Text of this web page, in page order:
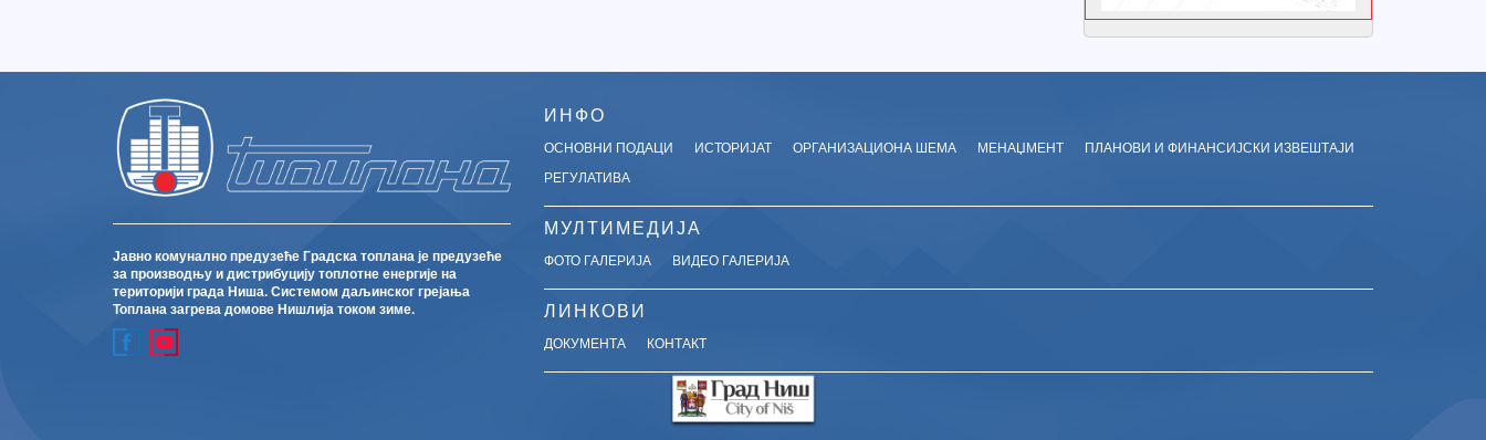
Јавно комунално предузеће Градска топлана је предузеће
за производњу и дистрибуцију топлотне енергије на
територији града Ниша. Системом даљинског грејања
Топлана загрева домове Нишлија током зиме.
ИНФО
ОСНОВНИ ПОДАЦИ ИСТОРИЈАТ ОРГАНИЗАЦИОНА ШЕМА МЕНАЏМЕНТ
ПЛАНОВИ И ФИНАНСИЈСКИ ИЗВЕШТАЈИ
РЕГУЛАТИВА
МУЛТИМЕДИЈА
ФОТО ГАЛЕРИЈА ВИДЕО ГАЛЕРИЈА
ЛИНКОВИ
ДОКУМЕНТА КОНТАКТ